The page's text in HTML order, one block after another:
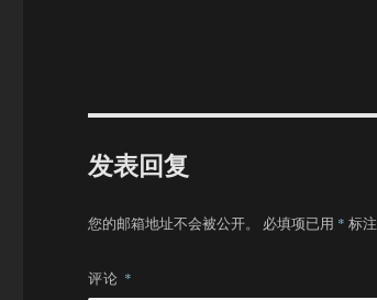
发表回复
您的邮箱地址不会被公开。 必填项已用 * 标注
评论 *